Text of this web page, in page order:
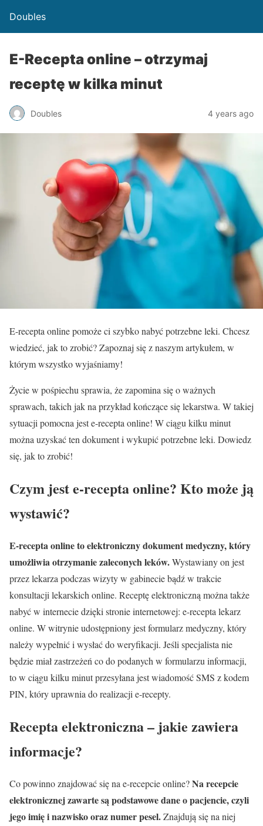
Doubles
E-Recepta online – otrzymaj
receptę w kilka minut
Doubles 4 years ago
E-recepta online pomoże ci szybko nabyć potrzebne leki. Chcesz
wiedzieć, jak to zrobić? Zapoznaj się z naszym artykułem, w
którym wszystko wyjaśniamy!
Życie w pośpiechu sprawia, że zapomina się o ważnych
sprawach, takich jak na przykład kończące się lekarstwa. W takiej
sytuacji pomocna jest e-recepta online! W ciągu kilku minut
można uzyskać ten dokument i wykupić potrzebne leki. Dowiedz
się, jak to zrobić!
Czym jest e-recepta online? Kto może ją
wystawić?
E-recepta online to elektroniczny dokument medyczny, który
umożliwia otrzymanie zaleconych leków.Wystawiany on jest
przez lekarza podczas wizyty w gabinecie bądź w trakcie
konsultacji lekarskich online. Receptę elektroniczną można także
nabyć w internecie dzięki stronie internetowej: e-recepta lekarz
online. W witrynie udostępniony jest formularz medyczny, który
należy wypełnić i wysłać do weryfikacji. Jeśli specjalista nie
będzie miał zastrzeżeń co do podanych w formularzu informacji,
to w ciągu kilku minut przesyłana jest wiadomość SMS z kodem
PIN, który uprawnia do realizacji e-recepty.
Recepta elektroniczna – jakie zawiera
informacje?
Co powinno znajdować się na e-recepcie online?Na recepcie
elektronicznej zawarte są podstawowe dane o pacjencie, czyli
jego imię i nazwisko oraz numer pesel.Znajdują się na niej